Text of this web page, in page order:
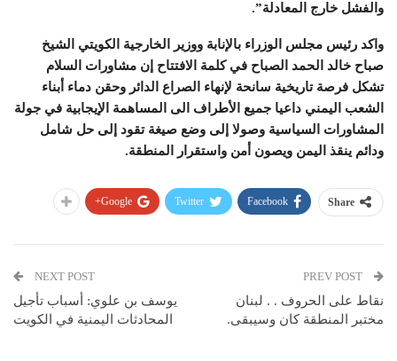
والفشل خارج المعادلة”.
واكد رئيس مجلس الوزراء بالإنابة ووزير الخارجية الكويتي الشيخ
صباح خالد الحمد الصباح في كلمة الافتتاح إن مشاورات السلام
تشكل فرصة تاريخية سانحة لإنهاء الصراع الدائر وحقن دماء أبناء
الشعب اليمني داعيا جميع الأطراف الى المساهمة الإيجابية في جولة
المشاورات السياسية وصولا إلى وضع صيغة تقود إلى حل شامل
ودائم ينقذ اليمن ويصون أمن واستقرار المنطقة.
Share
Facebook
Twitter
Google+
نقاط على الحروف . . لبنان
مختبر المنطقة كان وسيبقى.
NEXT POST
يوسف بن علوي: أسباب تأجيل
المحادثات اليمنية في الكويت